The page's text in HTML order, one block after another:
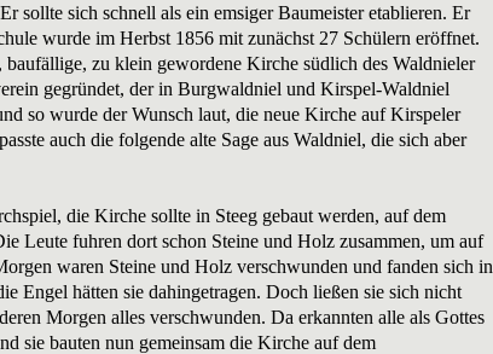
sollte sich schnell als ein emsiger Baumeister etablieren. Er
wurde im Herbst 1856 mit zunächst 27 Schülern eröffnet.
zu klein gewordene Kirche südlich des Waldnieler
gegründet, der in Burgwaldniel und Kirspel-Waldniel
so wurde der Wunsch laut, die neue Kirche auf Kirspeler
auch die folgende alte Sage aus Waldniel, die sich aber
die Kirche sollte in Steeg gebaut werden, auf dem
Leute fuhren dort schon Steine und Holz zusammen, um auf
waren Steine und Holz verschwunden und fanden sich in
Engel hätten sie dahingetragen. Doch ließen sie sich nicht
Morgen alles verschwunden. Da erkannten alle als Gottes
sie bauten nun gemeinsam die Kirche auf dem